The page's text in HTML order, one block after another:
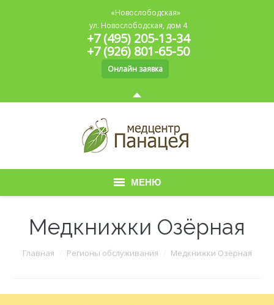
«Новослободская»
ул. Новослободская, дом 4
+7 (495) 205-13-34
+7 (926) 801-65-50
Онлайн заявка
МЕНЮ
Больничные листы
Медкнижки Озёрная
Вы здесь:
Главная Регионы обслуживания Медкнижки Озёрная